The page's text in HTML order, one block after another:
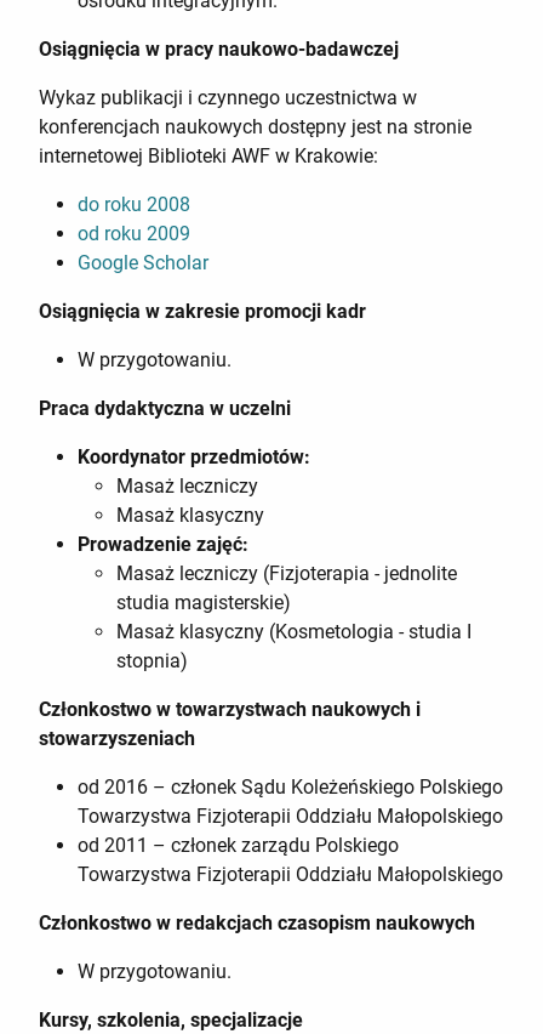
Osiągnięcia w pracy naukowo-badawczej
Wykaz publikacji i czynnego uczestnictwa w
konferencjach naukowych dostępny jest na stronie
internetowej Biblioteki AWF w Krakowie:
do roku 2008
od roku 2009
Google Scholar
Osiągnięcia w zakresie promocji kadr
W przygotowaniu.
Praca dydaktyczna w uczelni
Koordynator przedmiotów:
Masaż leczniczy
Masaż klasyczny
Prowadzenie zajęć:
Masaż leczniczy (Fizjoterapia - jednolite
studia magisterskie)
Masaż klasyczny (Kosmetologia - studia I
stopnia)
Członkostwo w towarzystwach naukowych i
stowarzyszeniach
od 2016 – członek Sądu Koleżeńskiego Polskiego
Towarzystwa Fizjoterapii Oddziału Małopolskiego
od 2011 – członek zarządu Polskiego
Towarzystwa Fizjoterapii Oddziału Małopolskiego
Członkostwo w redakcjach czasopism naukowych
W przygotowaniu.
Kursy, szkolenia, specjalizacje